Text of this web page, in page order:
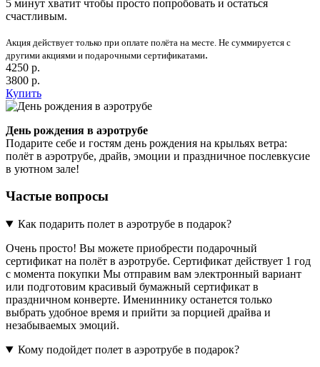
5 минут хватит чтобы просто попробовать и остаться
счастливым.
Акция действует только при оплате полёта на месте. Не суммируется с
другими акциями и подарочными сертификатами.
4250 р.
3800 р.
Купить
День рождения в аэротрубе
Подарите себе и гостям день рождения на крыльях ветра:
полёт в аэротрубе, драйв, эмоции и праздничное послевкусие
в уютном зале!
Частые вопросы
Как подарить полет в аэротрубе в подарок?
Очень просто! Вы можете приобрести подарочный
сертификат на полёт в аэротрубе. Сертификат действует 1 год
с момента покупки Мы отправим вам электронный вариант
или подготовим красивый бумажный сертификат в
праздничном конверте. Имениннику останется только
выбрать удобное время и прийти за порцией драйва и
незабываемых эмоций.
Кому подойдет полет в аэротрубе в подарок?